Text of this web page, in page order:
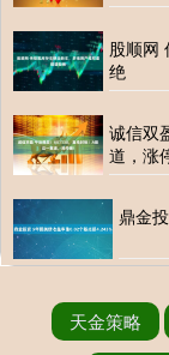
股顺网
绝
诚信双
道，涨
鼎金
天金策略